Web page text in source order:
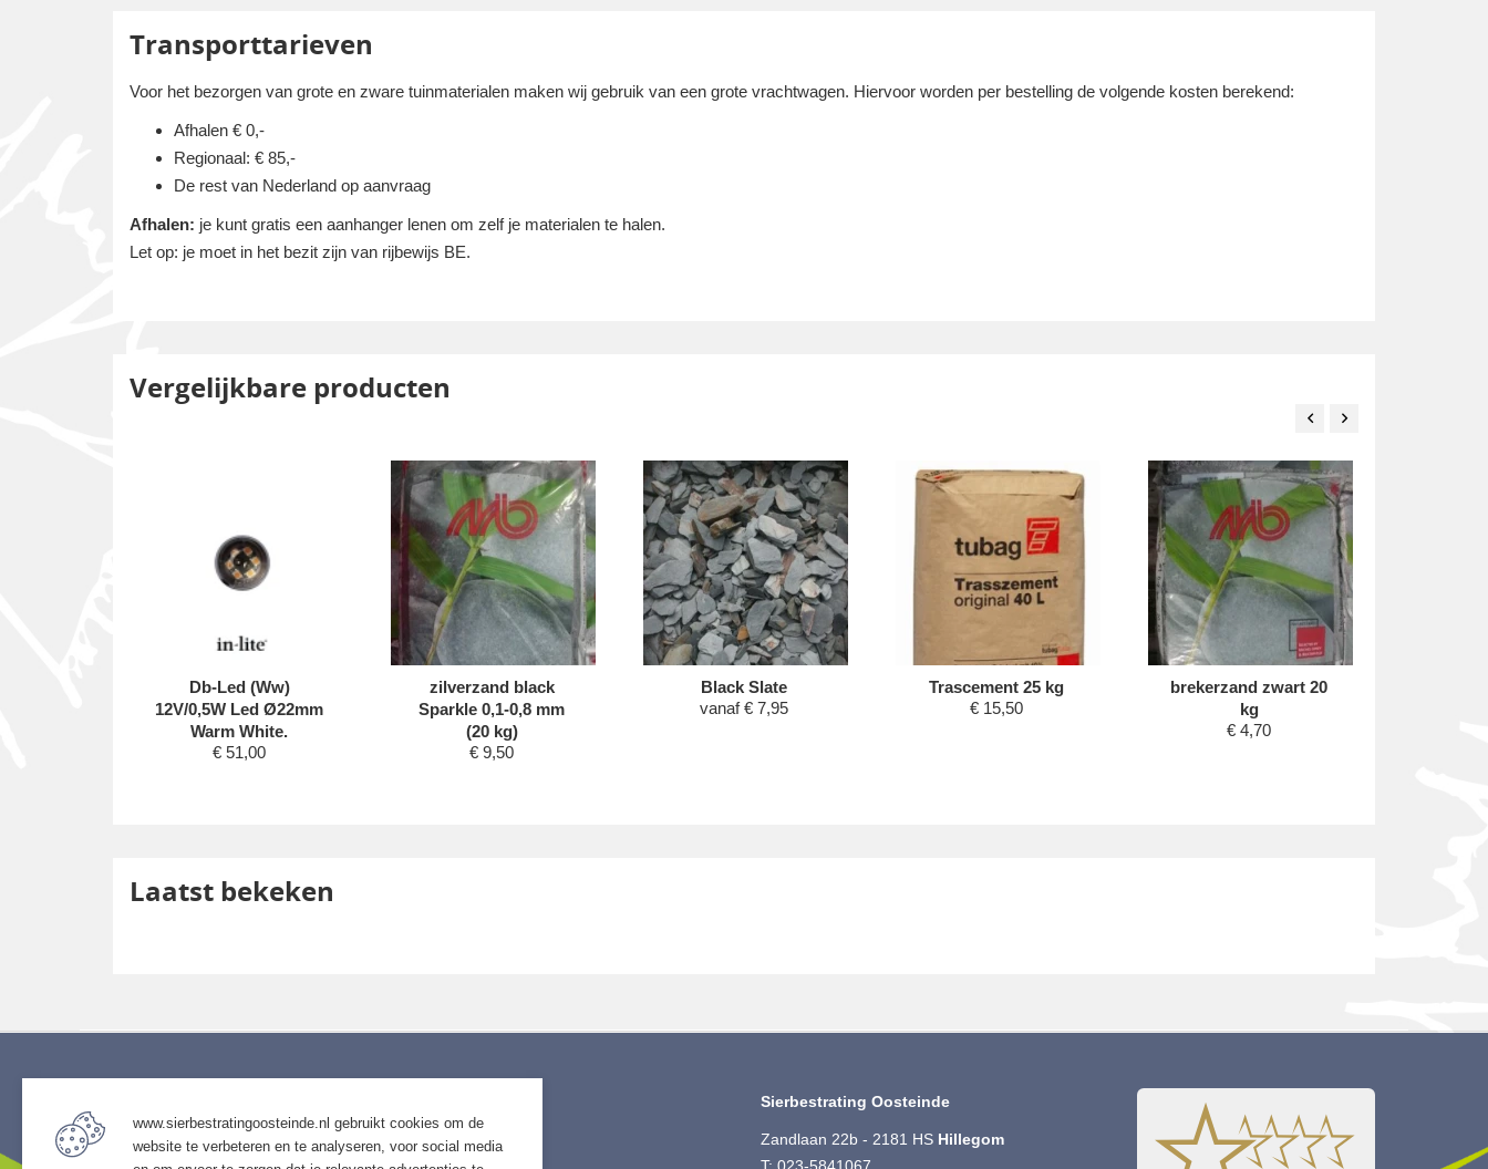
Transporttarieven
Voor het bezorgen van grote en zware tuinmaterialen maken wij gebruik van een grote vrachtwagen. Hiervoor worden per bestelling de volgende kosten berekend:
Afhalen € 0,-
Regionaal: € 85,-
De rest van Nederland op aanvraag
Afhalen: je kunt gratis een aanhanger lenen om zelf je materialen te halen.
Let op: je moet in het bezit zijn van rijbewijs BE.
Vergelijkbare producten
Db-Led (Ww)
12V/0,5W Led Ø22mm
Warm White.
€ 51,00
zilverzand black
Sparkle 0,1-0,8 mm
(20 kg)
€ 9,50
Black Slate
vanaf € 7,95
Trascement 25 kg
€ 15,50
brekerzand zwart 20
kg
€ 4,70
Laatst bekeken
• Algemene voorwaarden
• Klantenservice
• Grind & Split
Sierbestrating Oosteinde
Zandlaan 22b - 2181 HS Hillegom
www.sierbestratingoosteinde.nl gebruikt cookies om de
website te verbeteren en te analyseren, voor social media